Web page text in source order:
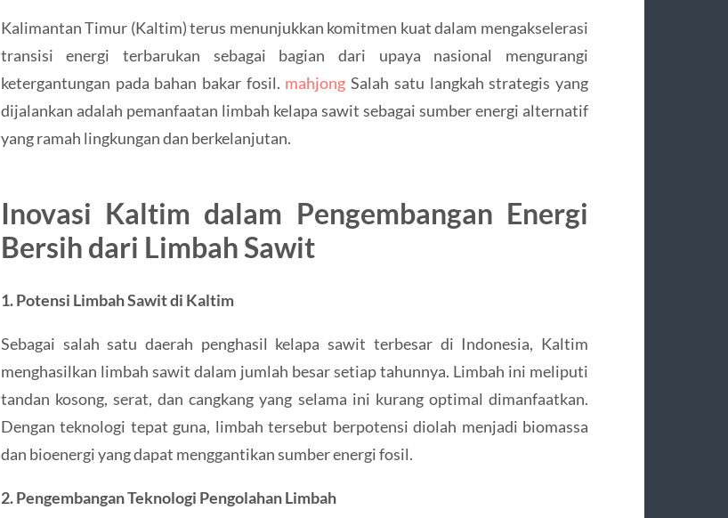
Kalimantan Timur (Kaltim) terus menunjukkan komitmen kuat dalam mengakselerasi
transisi energi terbarukan sebagai bagian dari upaya nasional mengurangi
ketergantungan pada bahan bakar fosil. mahjong Salah satu langkah strategis yang
dijalankan adalah pemanfaatan limbah kelapa sawit sebagai sumber energi alternatif
yang ramah lingkungan dan berkelanjutan.
Inovasi Kaltim dalam Pengembangan Energi
Bersih dari Limbah Sawit
1. Potensi Limbah Sawit di Kaltim
Sebagai salah satu daerah penghasil kelapa sawit terbesar di Indonesia, Kaltim
menghasilkan limbah sawit dalam jumlah besar setiap tahunnya. Limbah ini meliputi
tandan kosong, serat, dan cangkang yang selama ini kurang optimal dimanfaatkan.
Dengan teknologi tepat guna, limbah tersebut berpotensi diolah menjadi biomassa
dan bioenergi yang dapat menggantikan sumber energi fosil.
2. Pengembangan Teknologi Pengolahan Limbah